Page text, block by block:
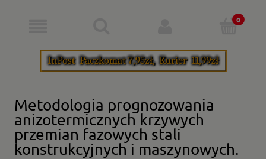
Metodologia prognozowania
anizotermicznych krzywych
przemian fazowych stali
konstrukcyjnych i maszynowych.